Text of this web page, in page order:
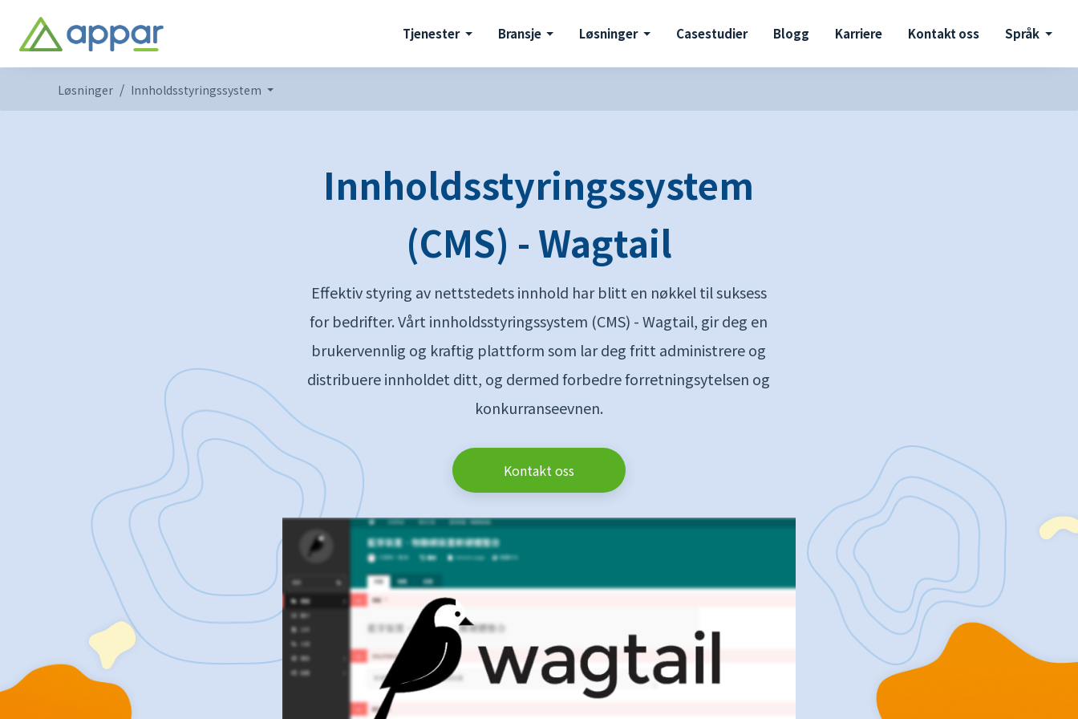
Tjenester Bransje Løsninger Casestudier Blogg Karriere Kontakt oss Språk
Løsninger Innholdsstyringssystem
Innholdsstyringssystem
(CMS) - Wagtail
Effektiv styring av nettstedets innhold har blitt en nøkkel til suksess
for bedrifter. Vårt innholdsstyringssystem (CMS) - Wagtail, gir deg en
brukervennlig og kraftig plattform som lar deg fritt administrere og
distribuere innholdet ditt, og dermed forbedre forretningsytelsen og
konkurranseevnen.
Kontakt oss